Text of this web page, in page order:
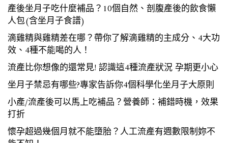
產後坐月子吃什麼補品？10個自然、剖腹產後的飲食懶
人包(含坐月子食譜)
滴雞精與雞精差在哪？帶你了解滴雞精的主成分、4大功
效、4種不能喝的人！
流產比你想像的還常見! 認識這4種流產狀況 孕期更小心
坐月子禁忌有哪些?專家告訴你4個科學化坐月子大原則
小產/流產後可以馬上吃補品？營養師：補錯時機，效果
打折
懷孕超過幾個月就不能墮胎？人工流產有週數限制妳不